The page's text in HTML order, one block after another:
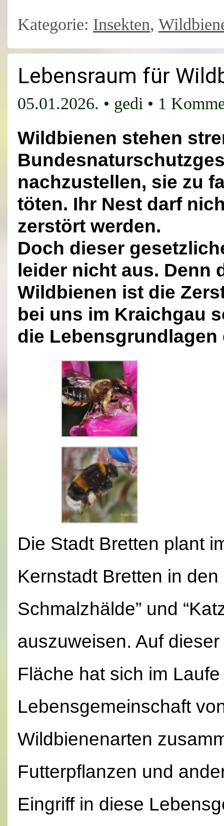
Kategorie: Insekten,
Lebensraum für
05.01.2026. • gedi • 1
Wildbienen stehen
nachzustellen, sie zu
töten. Ihr Nest darf
zerstört werden.
Doch dieser
leider nicht aus. Denn
Wildbienen ist die
bei uns im Kraichgau
die Lebensgrundlagen
Die Stadt Bretten plant
Kernstadt Bretten in
Schmalzhälde” und
auszuweisen. Auf
Fläche hat sich im
Lebensgemeinschaft
Wildbienenarten
Futterpflanzen und
Eingriff in diese